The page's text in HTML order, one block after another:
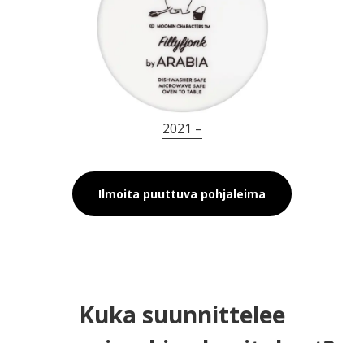
2021 –
Ilmoita puuttuva pohjaleima
Kuka suunnittelee